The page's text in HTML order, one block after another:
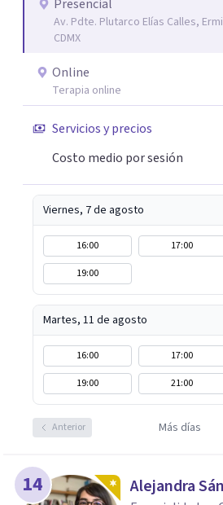
Presencial
Av. Pdte. Plutarco Elías Calles,
CDMX
Online
Terapia online
Servicios y precios
Costo medio por sesión
Viernes, 7 de agosto
16:00 17:00
19:00
Martes, 11 de agosto
16:00 17:00
19:00
21:00
Anterior Más días
14 Alejandra